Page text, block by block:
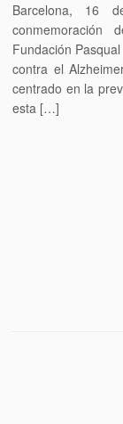
Barcelona, 16
conmemoración
Fundación
contra el
centrado en la
esta […]